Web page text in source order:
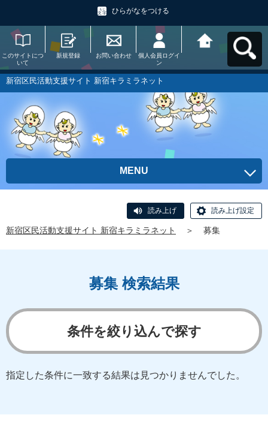
ひらがなをつける
このサイトにつ
いて
新規登録 お問い合わせ
個人会員ログイ
ン
ラミラネットへ
新宿区民活動支援サイト 新宿キラミラネット
MENU
読み上げ 読み上げ設定
新宿区民活動支援サイト 新宿キラミラネット ＞ 募集
募集 検索結果
条件を絞り込んで探す
指定した条件に一致する結果は見つかりませんでした。